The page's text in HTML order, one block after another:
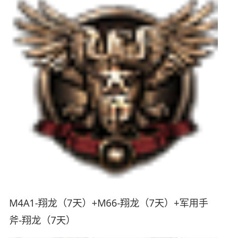
M4A1-翔龙（7天）+M66-翔龙（7天）+军用手
斧-翔龙（7天）